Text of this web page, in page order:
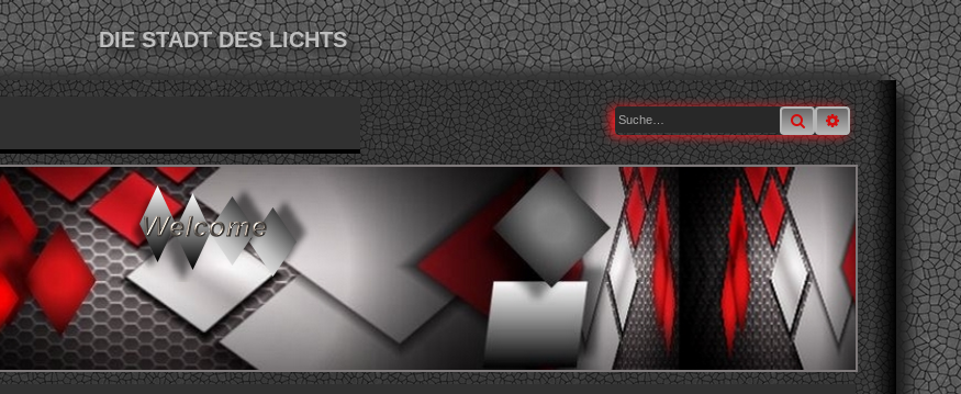
DIE STADT DES LICHTS
SucheErweiterte Suche